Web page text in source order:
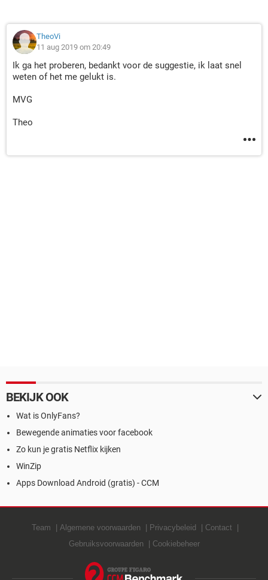
TheoVi
11 aug 2019 om 20:49
Ik ga het proberen, bedankt voor de suggestie, ik laat snel
weten of het me gelukt is.
MVG
Theo
BEKIJK OOK
Wat is OnlyFans?
Bewegende animaties voor facebook
Zo kun je gratis Netflix kijken
WinZip
Apps Download Android (gratis) - CCM
Team Algemene voorwaarden Privacybeleid
Contact
Gebruiksvoorwaarden
Cookiebeheer